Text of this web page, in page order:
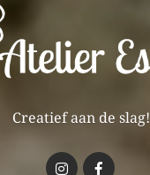
Creatief aan de slag!